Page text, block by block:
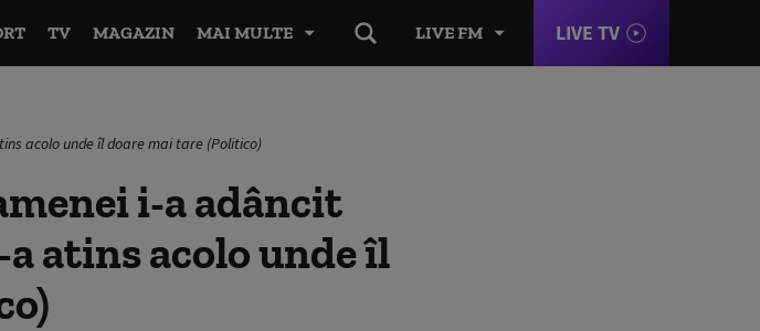
LIVE FM LIVE TV
TV MAGAZIN MAI MULTE
acolo unde îl doare mai tare (Politico)
i-a adâncit
atins acolo unde îl